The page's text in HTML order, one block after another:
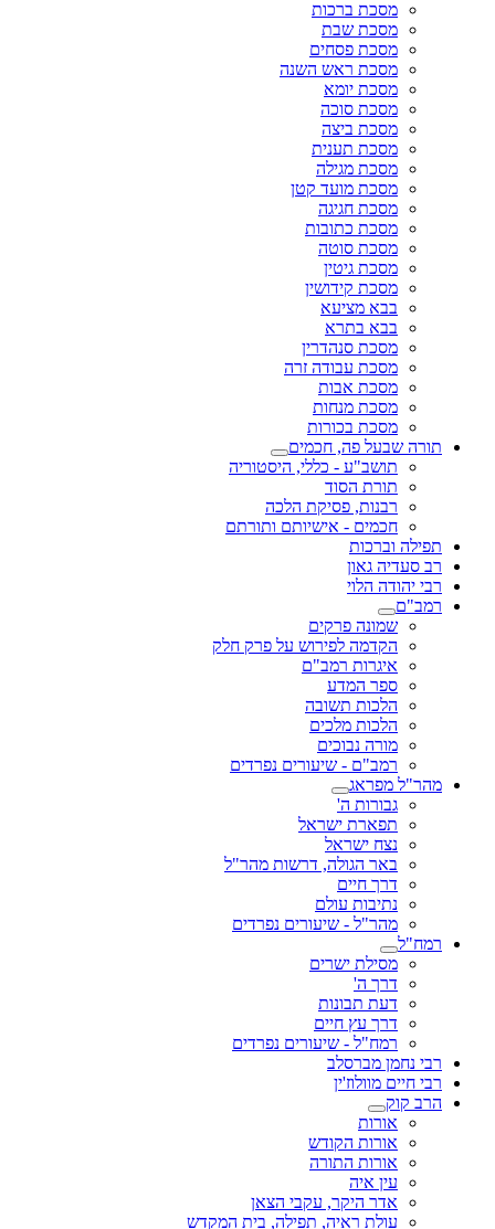
מסכת ברכות
מסכת שבת
מסכת פסחים
מסכת ראש השנה
מסכת יומא
מסכת סוכה
מסכת ביצה
מסכת תענית
מסכת מגילה
מסכת מועד קטן
מסכת חגיגה
מסכת כתובות
מסכת סוטה
מסכת גיטין
מסכת קידושין
בבא מציעא
בבא בתרא
מסכת סנהדרין
מסכת עבודה זרה
מסכת אבות
מסכת מנחות
מסכת בכורות
תורה שבעל פה, חכמים
תושב"ע - כללי, היסטוריה
תורת הסוד
רבנות, פסיקת הלכה
חכמים - אישיותם ותורתם
תפילה וברכות
רב סעדיה גאון
רבי יהודה הלוי
רמב"ם
שמונה פרקים
הקדמה לפירוש על פרק חלק
איגרות רמב"ם
ספר המדע
הלכות תשובה
הלכות מלכים
מורה נבוכים
רמב"ם - שיעורים נפרדים
מהר"ל מפראג
גבורות ה'
תפארת ישראל
נצח ישראל
באר הגולה, דרשות מהר"ל
דרך חיים
נתיבות עולם
מהר"ל - שיעורים נפרדים
רמח"ל
מסילת ישרים
דרך ה'
דעת תבונות
דרך עץ חיים
רמח"ל - שיעורים נפרדים
רבי נחמן מברסלב
רבי חיים מוולוז'ין
הרב קוק
אורות
אורות הקודש
אורות התורה
עין איה
אדר היקר, עקבי הצאן
עולת ראיה, תפילה, בית המקדש